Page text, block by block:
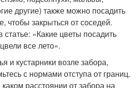
другие) также можно посадить
чтобы закрыться от соседей.
«Какие цветы посадить
все лето».
и кустарники возле забора,
с нормами отступа от границ.
расстоянии от забора на